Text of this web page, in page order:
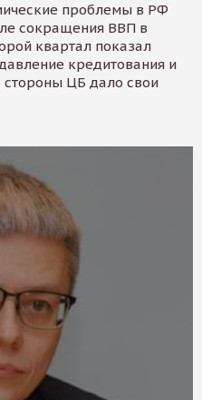
проблемы в РФ
сокращения ВВП в
квартал показал
кредитования и
стороны ЦБ дало свои